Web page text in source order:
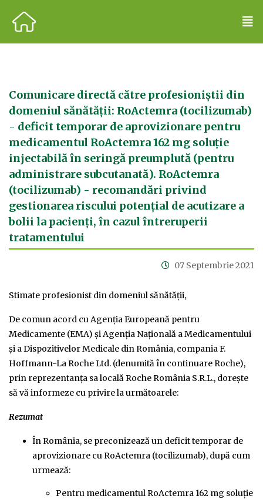
Comunicare directă către profesioniștii din
domeniul sănătății: RoActemra (tocilizumab)
- deficit temporar de aprovizionare pentru
medicamentul RoActemra 162 mg soluţie
injectabilă în seringă preumplută (pentru
administrare subcutanată). RoActemra
(tocilizumab) - recomandări privind
gestionarea riscului potenţial de acutizare a
bolii la pacienţi, în cazul întreruperii
tratamentului
07 Septembrie 2021
Stimate profesionist din domeniul sănătăţii,
De comun acord cu Agenția Europeană pentru
Medicamente (EMA) și Agenția Națională a Medicamentului
și a Dispozitivelor Medicale din România, compania F.
Hoffmann-La Roche Ltd. (denumită în continuare Roche),
prin reprezentanța sa locală Roche România S.R.L., doreşte
să vă informeze cu privire la următoarele:
Rezumat
În România, se preconizează un deficit temporar de
aprovizionare cu RoActemra (tocilizumab), după cum
urmează:
Pentru medicamentul RoActemra 162 mg soluţie